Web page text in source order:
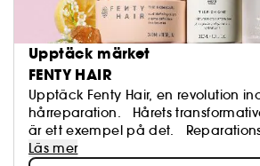
Upptäck märket
FENTY HAIR
Upptäck Fenty Hair, en revolution
hårreparation. Hårets
är ett exempel på det.
Replenicore-5 finns i alla Fenty Hair-
Läs mer